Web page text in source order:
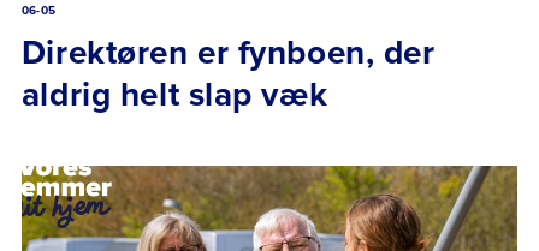
06-05
Direktøren er fynboen, der
aldrig helt slap væk